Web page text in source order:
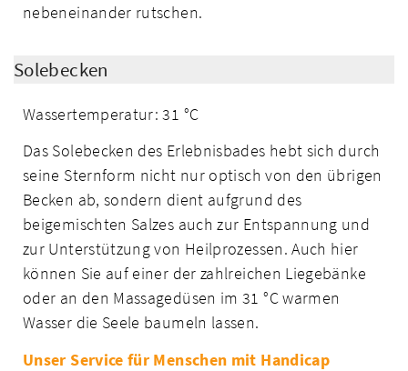
nebeneinander rutschen.
Solebecken
Wassertemperatur: 31 °C
Das Solebecken des Erlebnisbades hebt sich durch
seine Sternform nicht nur optisch von den übrigen
Becken ab, sondern dient aufgrund des
beigemischten Salzes auch zur Entspannung und
zur Unterstützung von Heilprozessen. Auch hier
können Sie auf einer der zahlreichen Liegebänke
oder an den Massagedüsen im 31 °C warmen
Wasser die Seele baumeln lassen.
Unser Service für Menschen mit Handicap